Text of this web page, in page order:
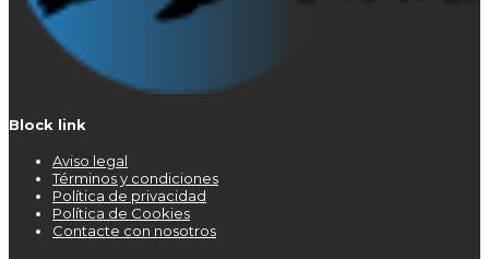
Block link
Aviso legal
Términos y condiciones
Política de privacidad
Política de Cookies
Contacte con nosotros